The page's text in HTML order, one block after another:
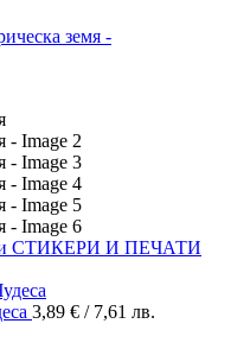
СТИКЕРИ И ПЕЧАТИ
3,89 € / 7,61 лв.